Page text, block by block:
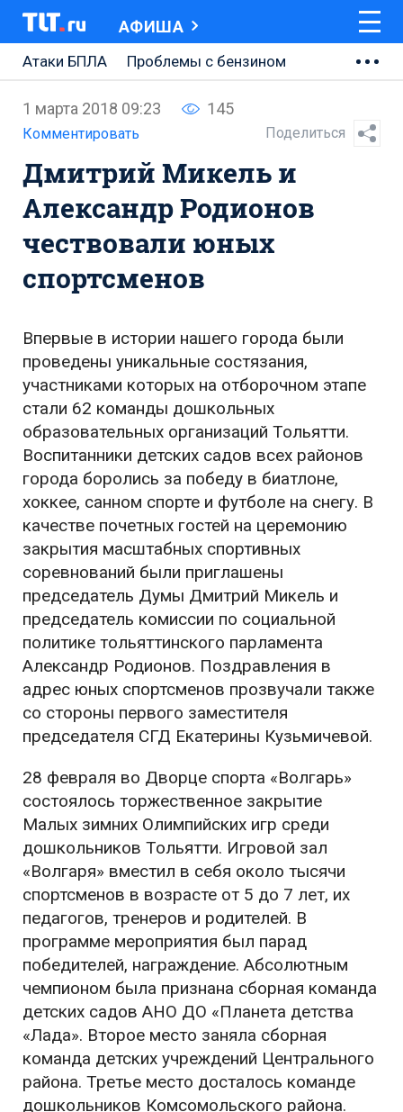
АФИША
Атаки БПЛА
Проблемы с бензином
Ремонт Центральной площади
Ремонт Обводного шоссе
Набережная Тольятти
Неделя Тольятти
1 марта 2018 09:23 145
Комментировать Поделиться
Дмитрий Микель и
Александр Родионов
чествовали юных
спортсменов
Впервые в истории нашего города были
проведены уникальные состязания,
участниками которых на отборочном этапе
стали 62 команды дошкольных
образовательных организаций Тольятти.
Воспитанники детских садов всех районов
города боролись за победу в биатлоне,
хоккее, санном спорте и футболе на снегу. В
качестве почетных гостей на церемонию
закрытия масштабных спортивных
соревнований были приглашены
председатель Думы Дмитрий Микель и
председатель комиссии по социальной
политике тольяттинского парламента
Александр Родионов. Поздравления в
адрес юных спортсменов прозвучали также
со стороны первого заместителя
председателя СГД Екатерины Кузьмичевой.
28 февраля во Дворце спорта «Волгарь»
состоялось торжественное закрытие
Малых зимних Олимпийских игр среди
дошкольников Тольятти. Игровой зал
«Волгаря» вместил в себя около тысячи
спортсменов в возрасте от 5 до 7 лет, их
педагогов, тренеров и родителей. В
программе мероприятия был парад
победителей, награждение. Абсолютным
чемпионом была признана сборная команда
детских садов АНО ДО «Планета детства
«Лада». Второе место заняла сборная
команда детских учреждений Центрального
района. Третье место досталось команде
дошкольников Комсомольского района.